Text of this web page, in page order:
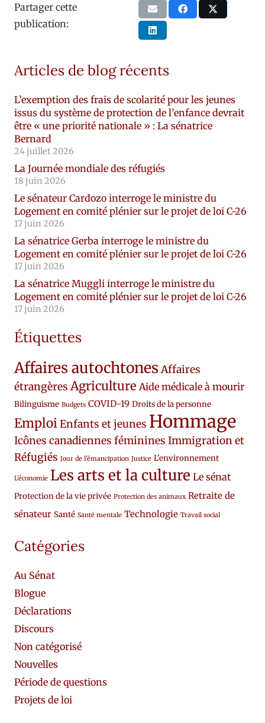
Partager cette
publication:
Articles de blog récents
L’exemption des frais de scolarité pour les jeunes
issus du système de protection de l’enfance devrait
être « une priorité nationale » : La sénatrice
Bernard
24 juillet 2026
La Journée mondiale des réfugiés
18 juin 2026
Le sénateur Cardozo interroge le ministre du
Logement en comité plénier sur le projet de loi C-26
17 juin 2026
La sénatrice Gerba interroge le ministre du
Logement en comité plénier sur le projet de loi C-26
17 juin 2026
La sénatrice Muggli interroge le ministre du
Logement en comité plénier sur le projet de loi C-26
17 juin 2026
Étiquettes
Affaires autochtones Affaires
étrangères Agriculture Aide médicale à mourir
Bilinguisme Budgets COVID-19 Droits de la personne
EmploiEnfants et jeunes Hommage
Icônes canadiennes féminines Immigration et
Réfugiés Jour de l'émancipation Justice L'environnement
L'économie Les arts et la culture Le sénat
Protection de la vie privée Protection des animaux Retraite de
sénateur Santé Santé mentale Technologie Travail social
Catégories
Au Sénat
Blogue
Déclarations
Discours
Non catégorisé
Nouvelles
Période de questions
Projets de loi